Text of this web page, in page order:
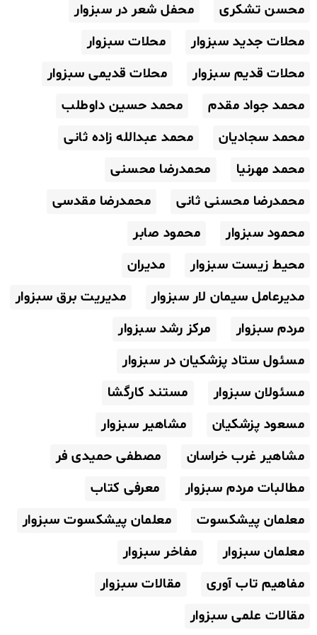
محسن تشکری
محفل شعر در سبزوار
محلات جدید سبزوار
محلات سبزوار
محلات قدیم سبزوار
محلات قدیمی سبزوار
محمد جواد مقدم
محمد حسین داوطلب
محمد سجادیان
محمد عبدالله زاده ثانی
محمد مهرنیا
محمدرضا محسنی
محمدرضا محسنی ثانی
محمدرضا مقدسی
محمود سبزوار
محمود صابر
محیط زیست سبزوار
مدیران
مدیرعامل سیمان لار سبزوار
مدیریت برق سبزوار
مردم سبزوار
مرکز رشد سبزوار
مسئول ستاد پزشکیان در سبزوار
مسئولان سبزوار
مستند کارگشا
مسعود پزشکیان
مشاهیر سبزوار
مشاهیر غرب خراسان
مصطفی حمیدی فر
مطالبات مردم سبزوار
معرفی کتاب
معلمان پیشکسوت
معلمان پیشکسوت سبزوار
معلمان سبزوار
مفاخر سبزوار
مفاهیم تاب آوری
مقالات سبزوار
مقالات علمی سبزوار